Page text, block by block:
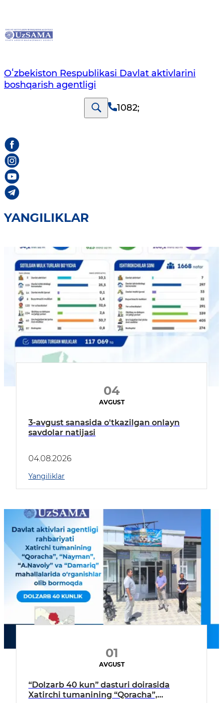
Oʻzbekiston Respublikasi Davlat aktivlarini
boshqarish agentligi
1082;
YANGILIKLAR
04
AVGUST
3-avgust sanasida o'tkazilgan onlayn
savdolar natijasi
04.08.2026
Yangiliklar
01
AVGUST
“Dolzarb 40 kun” dasturi doirasida
Xatirchi tumanining “Qoracha”,